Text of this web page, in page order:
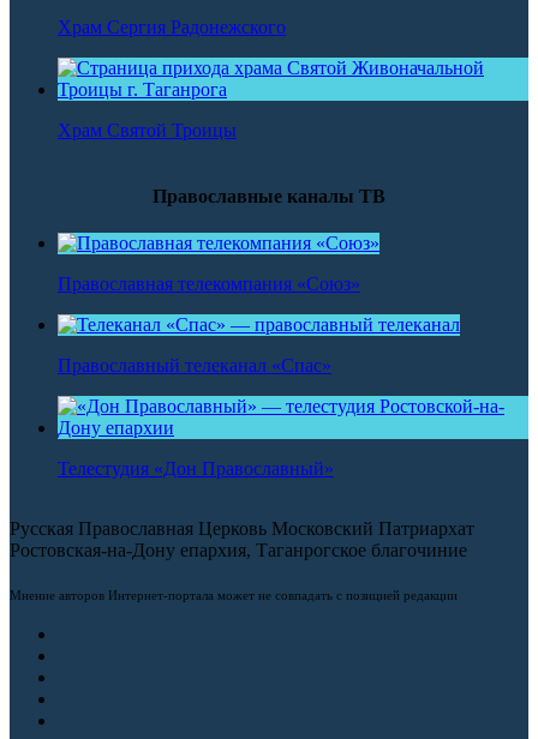
Храм Сергия Радонежского
Храм Святой Троицы
Православные каналы ТВ
Православная телекомпания «Союз»
Православный телеканал «Спас»
Телестудия «Дон Православный»
Русская Православная Церковь Московский Патриархат
Ростовская-на-Дону епархия, Таганрогское благочиние
Мнение авторов Интернет-портала может не совпадать с позицией редакции